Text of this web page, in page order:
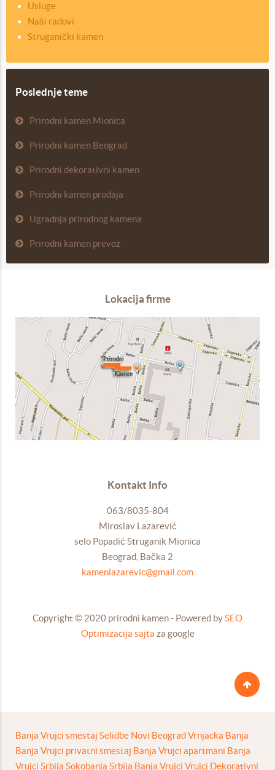
Usluge
Naši radovi
Struganički kamen
Poslednje teme
Prirodni kamen Mionica
Prirodni kamen Beograd
Prirodni dekorativni kamen
Prirodni kamen prodaja
Ugradnja prirodnog kamena
Prirodni kamen prevoz
Lokacija firme
Kontakt Info
063/8035-804
Miroslav Lazarević
selo Popadić Struganik Mionica
Beograd, Bačka 2
kamenlazarevic@gmail.com
Copyright © 2020 prirodni kamen - Powered bySEO
Optimizacija sajta za google
Banja Vrujci smestaj Selidbe Novi BeogradVrnjacka Banja
Banja Vrujci privatni smestaj Banja Vrujci apartmani Banja
Vrujci Srbija Sokobanja Srbija Banja Vrujci Vrujci Dekorativni